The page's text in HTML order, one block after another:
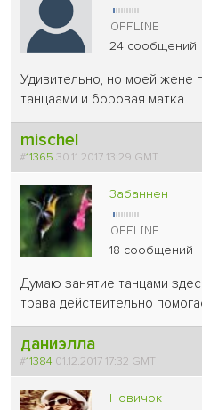
24 сообщений
Удивительно, но моей жене
танцаами и боровая матка
mischel
#11365 30.11.2017 13:29 GMT
Забаннен
18 сообщений
Думаю занятие танцами
трава действительно
даниэлла
#11384 01.12.2017 17:32 GMT
Новичок